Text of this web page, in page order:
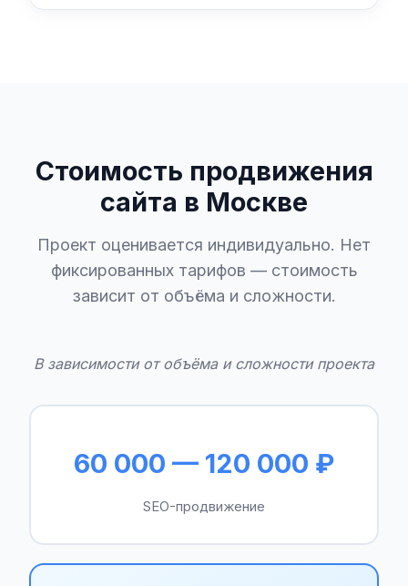
Стоимость продвижения
сайта в Москве
Проект оценивается индивидуально. Нет
фиксированных тарифов — стоимость
зависит от объёма и сложности.
В зависимости от объёма и сложности проекта
60 000 — 120 000 ₽
SEO-продвижение